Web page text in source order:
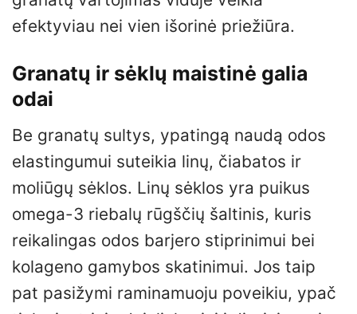
efektyviau nei vien išorinė priežiūra.
Granatų ir sėklų maistinė galia
odai
Be granatų sultys, ypatingą naudą odos
elastingumui suteikia linų, čiabatos ir
moliūgų sėklos. Linų sėklos yra puikus
omega-3 riebalų rūgščių šaltinis, kuris
reikalingas odos barjero stiprinimui bei
kolageno gamybos skatinimui. Jos taip
pat pasižymi raminamuoju poveikiu, ypač